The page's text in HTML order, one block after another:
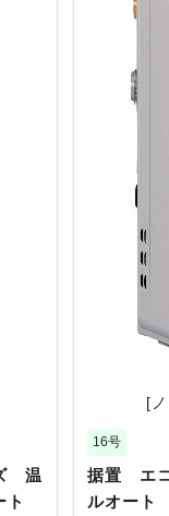
温
[
16号
据置 エ
ルオート